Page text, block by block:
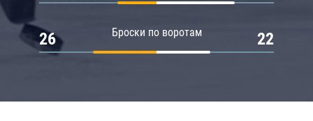
Броски по воротам
26 22